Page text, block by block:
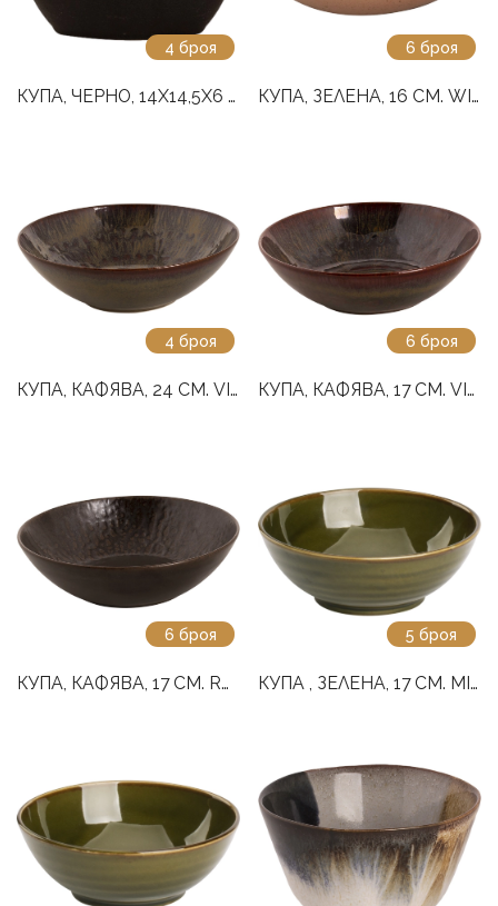
4 броя
КУПА, ЧЕРНО, 14X14,5X6 СМ. UNIVERSE
6 броя
КУПА, ЗЕЛЕНА, 16 СМ. WISTERIA
4 броя
КУПА, КАФЯВА, 24 СМ. VICTORY
6 броя
КУПА, КАФЯВА, 17 СМ. VICTORY
6 броя
КУПА, КАФЯВА, 17 СМ. RUSTON
5 броя
КУПА , ЗЕЛЕНА, 17 СМ. MIDORI